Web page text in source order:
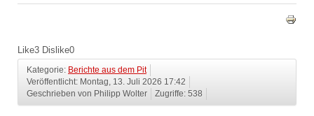
Like3 Dislike0
Kategorie: Berichte aus dem Pit
Veröffentlicht: Montag, 13. Juli 2026 17:42
Geschrieben von Philipp Wolter
Zugriffe: 538